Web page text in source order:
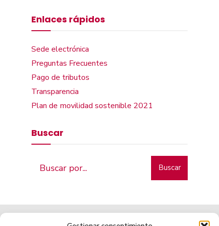
Enlaces rápidos
Sede electrónica
Preguntas Frecuentes
Pago de tributos
Transparencia
Plan de movilidad sostenible 2021
Buscar
Buscar